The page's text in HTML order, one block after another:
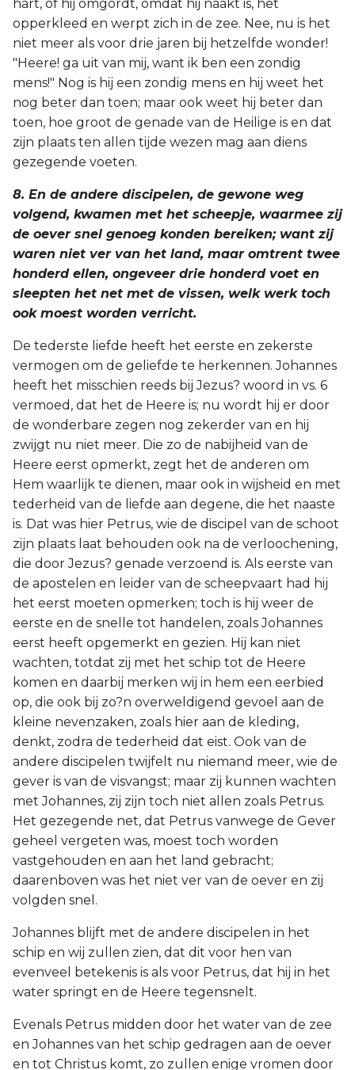
hart, of hij omgordt, omdat hij naakt is, het
opperkleed en werpt zich in de zee. Nee, nu is het
niet meer als voor drie jaren bij hetzelfde wonder!
"Heere! ga uit van mij, want ik ben een zondig
mens!" Nog is hij een zondig mens en hij weet het
nog beter dan toen; maar ook weet hij beter dan
toen, hoe groot de genade van de Heilige is en dat
zijn plaats ten allen tijde wezen mag aan diens
gezegende voeten.
8. En de andere discipelen, de gewone weg
volgend, kwamen met het scheepje, waarmee zij
de oever snel genoeg konden bereiken; want zij
waren niet ver van het land, maar omtrent twee
honderd ellen, ongeveer drie honderd voet en
sleepten het net met de vissen, welk werk toch
ook moest worden verricht.
De tederste liefde heeft het eerste en zekerste
vermogen om de geliefde te herkennen. Johannes
heeft het misschien reeds bij Jezus? woord in vs. 6
vermoed, dat het de Heere is; nu wordt hij er door
de wonderbare zegen nog zekerder van en hij
zwijgt nu niet meer. Die zo de nabijheid van de
Heere eerst opmerkt, zegt het de anderen om
Hem waarlijk te dienen, maar ook in wijsheid en met
tederheid van de liefde aan degene, die het naaste
is. Dat was hier Petrus, wie de discipel van de schoot
zijn plaats laat behouden ook na de verloochening,
die door Jezus? genade verzoend is. Als eerste van
de apostelen en leider van de scheepvaart had hij
het eerst moeten opmerken; toch is hij weer de
eerste en de snelle tot handelen, zoals Johannes
eerst heeft opgemerkt en gezien. Hij kan niet
wachten, totdat zij met het schip tot de Heere
komen en daarbij merken wij in hem een eerbied
op, die ook bij zo?n overweldigend gevoel aan de
kleine nevenzaken, zoals hier aan de kleding,
denkt, zodra de tederheid dat eist. Ook van de
andere discipelen twijfelt nu niemand meer, wie de
gever is van de visvangst; maar zij kunnen wachten
met Johannes, zij zijn toch niet allen zoals Petrus.
Het gezegende net, dat Petrus vanwege de Gever
geheel vergeten was, moest toch worden
vastgehouden en aan het land gebracht;
daarenboven was het niet ver van de oever en zij
volgden snel.
Johannes blijft met de andere discipelen in het
schip en wij zullen zien, dat dit voor hen van
evenveel betekenis is als voor Petrus, dat hij in het
water springt en de Heere tegensnelt.
Evenals Petrus midden door het water van de zee
en Johannes van het schip gedragen aan de oever
en tot Christus komt, zo zullen enige vromen door